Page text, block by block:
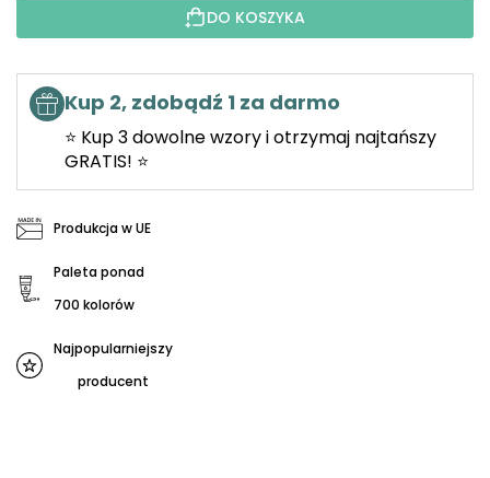
DO KOSZYKA
Kup 2, zdobądź 1 za darmo
⭐ Kup 3 dowolne wzory i otrzymaj najtańszy
GRATIS! ⭐
Produkcja w UE
Paleta ponad
700 kolorów
Najpopularniejszy
producent